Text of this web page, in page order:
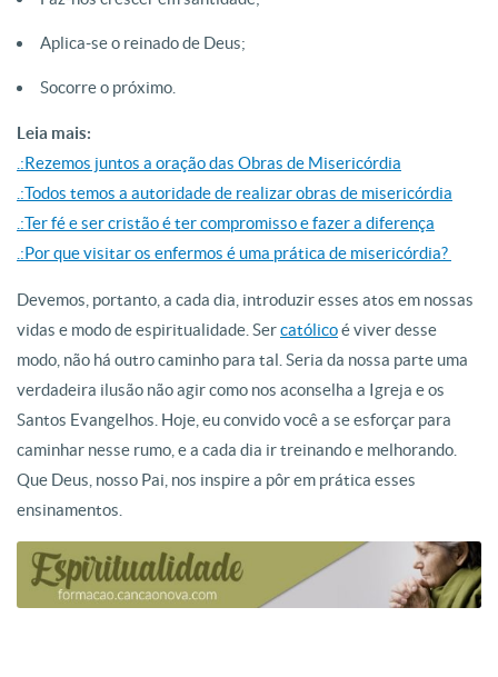
Aplica-se o reinado de Deus;
Socorre o próximo.
Leia mais:
.:Rezemos juntos a oração das Obras de Misericórdia
.:Todos temos a autoridade de realizar obras de misericórdia
.:Ter fé e ser cristão é ter compromisso e fazer a diferença
.:Por que visitar os enfermos é uma prática de misericórdia?
Devemos, portanto, a cada dia, introduzir esses atos em nossas
vidas e modo de espiritualidade. Sercatólicoé viver desse
modo, não há outro caminho para tal. Seria da nossa parte uma
verdadeira ilusão não agir como nos aconselha a Igreja e os
Santos Evangelhos. Hoje, eu convido você a se esforçar para
caminhar nesse rumo, e a cada dia ir treinando e melhorando.
Que Deus, nosso Pai, nos inspire a pôr em prática esses
ensinamentos.